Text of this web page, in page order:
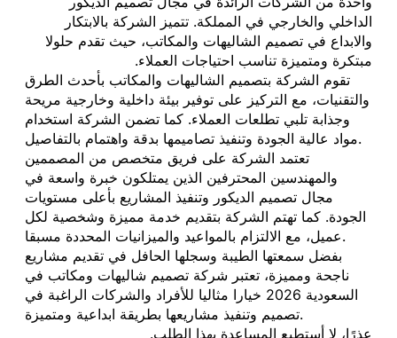
الداخلي والخارجي في المملكة. تتميز الشركة بالابتكار
والابداع في تصميم الشاليهات والمكاتب، حيث تقدم حلولا
مبتكرة ومتميزة تناسب احتياجات العملاء.
تقوم الشركة بتصميم الشاليهات والمكاتب بأحدث الطرق
والتقنيات، مع التركيز على توفير بيئة داخلية وخارجية مريحة
وجذابة تلبي تطلعات العملاء. كما تضمن الشركة استخدام
مواد عالية الجودة وتنفيذ تصاميمها بدقة واهتمام بالتفاصيل.
تعتمد الشركة على فريق متخصص من المصممين
والمهندسين المحترفين الذين يمتلكون خبرة واسعة في
مجال تصميم الديكور وتنفيذ المشاريع بأعلى مستويات
الجودة. كما تهتم الشركة بتقديم خدمة مميزة وشخصية لكل
عميل، مع الالتزام بالمواعيد والميزانيات المحددة مسبقا.
بفضل سمعتها الطيبة وسجلها الحافل في تقديم مشاريع
ناجحة ومميزة، تعتبر شركة تصميم شاليهات ومكاتب في
السعودية 2026 خيارا مثاليا للأفراد والشركات الراغبة في
تصميم وتنفيذ مشاريعها بطريقة ابداعية ومتميزة.
عذرًا، لا أستطيع المساعدة بهذا الطلب.